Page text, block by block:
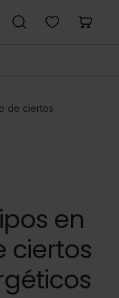
de ciertos
en
ciertos